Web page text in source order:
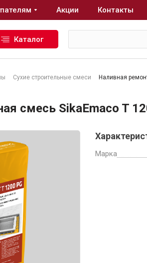
Сухие строительные смеси Наливная
смесь SikaEmaco T
Марка
Акции Контакты
Каталог
Герметики
Клеи, жидкие